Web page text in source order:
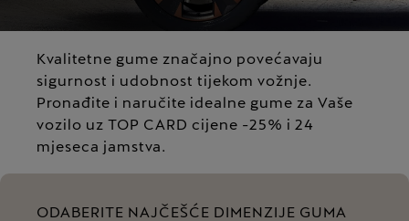
Kvalitetne gume značajno povećavaju
sigurnost i udobnost tijekom vožnje.
Pronađite i naručite idealne gume za Vaše
vozilo uz TOP CARD cijene -25% i 24
mjeseca jamstva.
ODABERITE NAJČEŠĆE DIMENZIJE GUMA